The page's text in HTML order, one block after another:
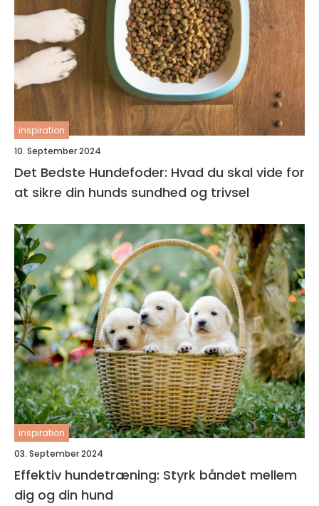
inspiration
10. September 2024
Det Bedste Hundefoder: Hvad du skal vide for
at sikre din hunds sundhed og trivsel
inspiration
03. September 2024
Effektiv hundetræning: Styrk båndet mellem
dig og din hund